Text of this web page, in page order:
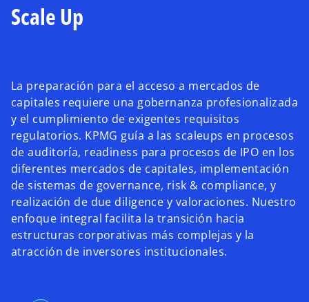
Scale Up
La preparación para el acceso a mercados de
capitales requiere una gobernanza profesionalizada
y el cumplimiento de exigentes requisitos
regulatorios. KPMG guía a las scaleups en procesos
de auditoría, readiness para procesos de IPO en los
diferentes mercados de capitales, implementación
de sistemas de governance, risk & compliance, y
realización de due diligence y valoraciones. Nuestro
enfoque integral facilita la transición hacia
estructuras corporativas más complejas y la
atracción de inversores institucionales.